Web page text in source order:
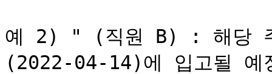
예 2) " (직원 B) : 해당 주
(2022-04-14)에 입고될 예